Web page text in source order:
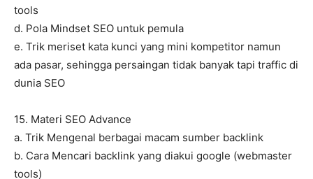
tools
d. Pola Mindset SEO untuk pemula
e. Trik meriset kata kunci yang mini kompetitor namun
ada pasar, sehingga persaingan tidak banyak tapi traffic di
dunia SEO
15. Materi SEO Advance
a. Trik Mengenal berbagai macam sumber backlink
b. Cara Mencari backlink yang diakui google (webmaster
tools)